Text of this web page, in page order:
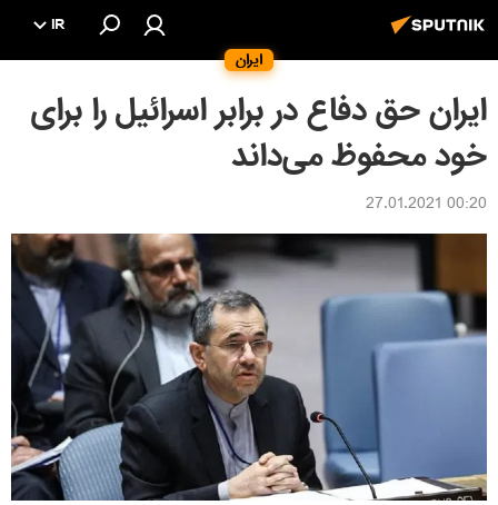
ایران
IR
ایران حق دفاع در برابر اسرائیل را برای
خود محفوظ می‌داند
00:20 27.01.2021